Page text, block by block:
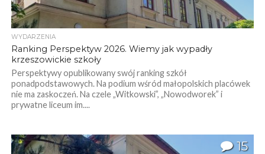
WYDARZENIA
Ranking Perspektyw 2026. Wiemy jak wypadły
krzeszowickie szkoły
Perspektywy opublikowany swój ranking szkół
ponadpodstawowych. Na podium wśród małopolskich placówek
nie ma zaskoczeń. Na czele „Witkowski”, „Nowodworek” i
prywatne liceum im....
15